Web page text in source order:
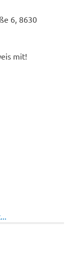
6, 8630
mit!